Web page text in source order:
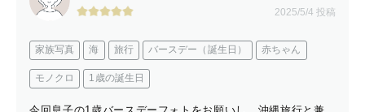
2025/5/4 投稿
家族写真 海 旅行 バースデー（誕生日） 赤ちゃん
モノクロ 1歳の誕生日